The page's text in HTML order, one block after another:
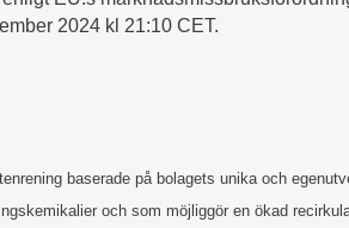
2024 kl 21:10 CET.
baserade på bolagets unika och
och som möjliggör en ökad